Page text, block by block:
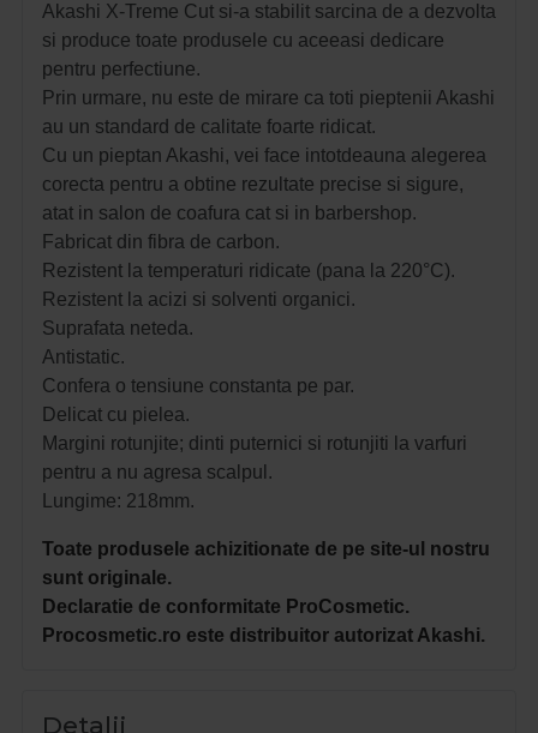
Akashi X-Treme Cut si-a stabilit sarcina de a dezvolta
si produce toate produsele cu aceeasi dedicare
pentru perfectiune.
Prin urmare, nu este de mirare ca toti pieptenii Akashi
au un standard de calitate foarte ridicat.
Cu un pieptan Akashi, vei face intotdeauna alegerea
corecta pentru a obtine rezultate precise si sigure,
atat in salon de coafura cat si in barbershop.
Fabricat din fibra de carbon.
Rezistent la temperaturi ridicate (pana la 220°C).
Rezistent la acizi si solventi organici.
Suprafata neteda.
Antistatic.
Confera o tensiune constanta pe par.
Delicat cu pielea.
Margini rotunjite; dinti puternici si rotunjiti la varfuri
pentru a nu agresa scalpul.
Lungime: 218mm.
Toate produsele achizitionate de pe site-ul nostru
sunt originale.
Declaratie de conformitate ProCosmetic.
Procosmetic.ro este distribuitor autorizat Akashi.
Detalii